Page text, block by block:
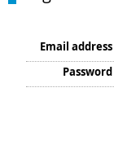
Email address
Password